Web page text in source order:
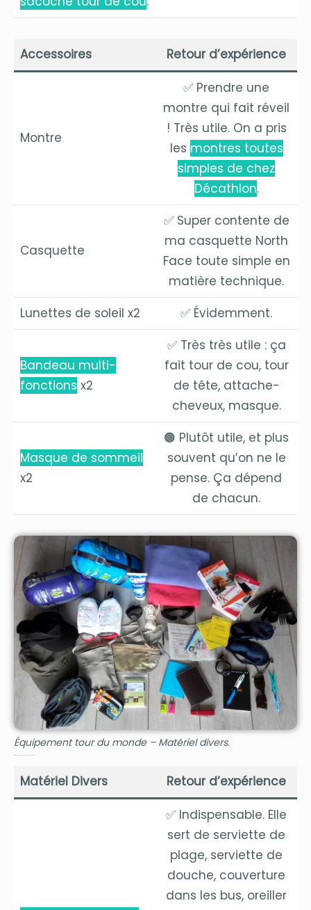
Accessoires Retour d’expérience
Montre
✅ Prendre une
montre qui fait réveil
! Très utile. On a pris
les montres toutes
simples de chez
Décathlon.
Casquette
✅ Super contente de
ma casquette North
Face toute simple en
matière technique.
Lunettes de soleil x2
✅ Évidemment.
Bandeau multi-
fonctions x2
✅ Très très utile : ça
fait tour de cou, tour
de tête, attache-
cheveux, masque.
Masque de sommeil
x2
🟠 Plutôt utile, et plus
souvent qu’on ne le
pense. Ça dépend
de chacun.
Équipement tour du monde – Matériel divers.
Matériel Divers Retour d’expérience
✅ Indispensable. Elle
sert de serviette de
plage, serviette de
douche, couverture
dans les bus, oreiller